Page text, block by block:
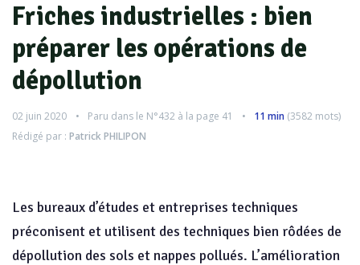
Friches industrielles : bien
préparer les opérations de
dépollution
02 juin 2020 Paru dans le N°432 à la page 41 11 min (3582 mots)
Rédigé par : Patrick PHILIPON
Les bureaux d’études et entreprises techniques
préconisent et utilisent des techniques bien rôdées de
dépollution des sols et nappes pollués. L’amélioration